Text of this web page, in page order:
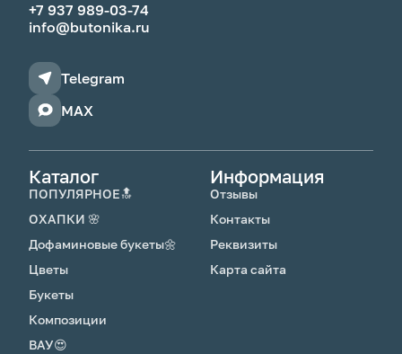
+7 937 989-03-74
info@butonika.ru
Telegram
MAX
Каталог
ПОПУЛЯРНОЕ🔝
ОХАПКИ 🌸
Дофаминовые букеты🌼
Цветы
Букеты
Композиции
ВАУ😍
Информация
Отзывы
Контакты
Реквизиты
Карта сайта